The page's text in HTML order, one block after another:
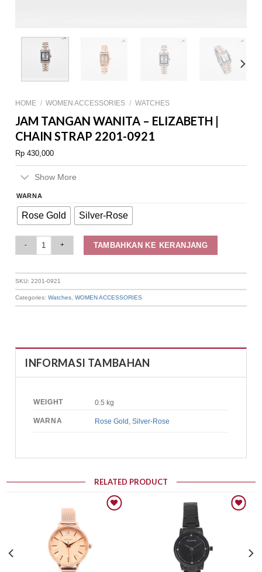
HOME / WOMEN ACCESSORIES / WATCHES
JAM TANGAN WANITA – ELIZABETH |
CHAIN STRAP 2201-0921
Rp 430,000
Show More
WARNA
Rose Gold Silver-Rose
TAMBAHKAN KE KERANJANG
SKU:2201-0921
Categories:Watches ,WOMEN ACCESSORIES
INFORMASI TAMBAHAN
WEIGHT 0.5 kg
WARNA Rose Gold ,Silver-Rose
RELATED PRODUCT
Add to wishlist Add to wishlist